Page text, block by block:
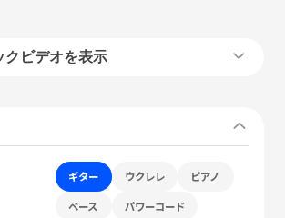
クビデオを表示
ギター ウクレレ ピアノ
ベース パワーコード